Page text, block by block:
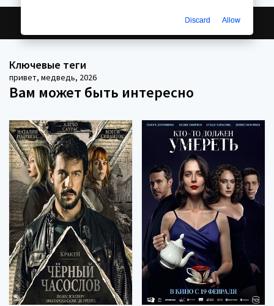
Ключевые теги
привет, медведь, 2026
Вам может быть интересно
Discard Allow